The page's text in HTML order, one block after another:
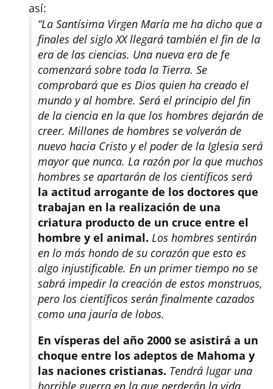
así:
“La Santísima Virgen María me ha dicho que a
finales del siglo XX llegará también el fin de la
era de las ciencias. Una nueva era de fe
comenzará sobre toda la Tierra. Se
comprobará que es Dios quien ha creado el
mundo y al hombre. Será el principio del fin
de la ciencia en la que los hombres dejarán de
creer. Millones de hombres se volverán de
nuevo hacia Cristo y el poder de la Iglesia será
mayor que nunca. La razón por la que muchos
hombres se apartarán de los científicos será
la actitud arrogante de los doctores que
trabajan en la realización de una
criatura producto de un cruce entre el
hombre y el animal. Los hombres sentirán
en lo más hondo de su corazón que esto es
algo injustificable. En un primer tiempo no se
sabrá impedir la creación de estos monstruos,
pero los científicos serán finalmente cazados
como una jauría de lobos.
En vísperas del año 2000 se asistirá a un
choque entre los adeptos de Mahoma y
las naciones cristianas. Tendrá lugar una